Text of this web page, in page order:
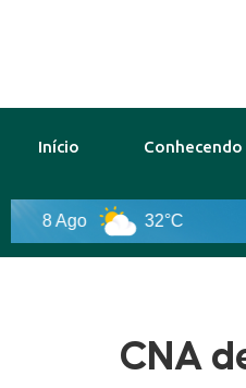
Início Conhecendo
8 Ago 32°C
CNA